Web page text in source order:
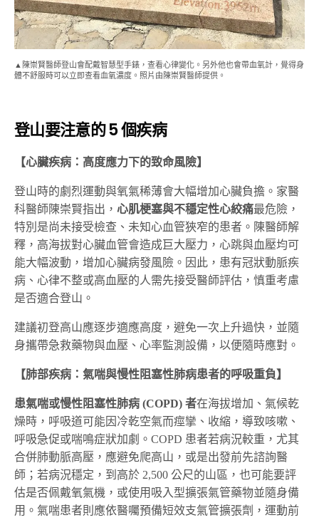
▲陳崇賢醫師登山會配戴智慧型手錶，查看心律變化。另外他也會帶血氧計，覺得身
體不舒服時可以立即查看血氧濃度。照片由陳崇賢醫師提供。
登山要注意的 5 個疾病
【心臟疾病：高度應力下的致命風險】
登山時的劇烈運動與氧氣稀薄會大幅增加心臟負擔。家醫
科醫師陳崇賢指出， 心肌梗塞與不穩定性心絞痛最危險，
特別是尚未接受檢查、未知心血管狹窄的患者。陳醫師解
釋，高海拔對心臟血管會造成巨大壓力，心跳與血壓均可
能大幅波動，增加心臟病發風險。因此，患有冠狀動脈疾
病、心律不整或高血壓的人需先接受醫師評估，慎重考慮
是否適合登山。
建議初登高山應逐步適應高度，避免一次上升過快，並隨
身攜帶急救藥物與血壓、心率監測設備，以便隨時應對。
【肺部疾病：氣喘與慢性阻塞性肺病患者的呼吸重負】
患氣喘或慢性阻塞性肺病 (COPD) 者在海拔增加、氣候乾
燥時，呼吸道可能因冷乾空氣而痙攣、收縮，導致咳嗽、
呼吸急促或喘鳴症狀加劇。COPD 患者若病況較重，尤其
合併肺動脈高壓，應避免爬高山，或是出發前先諮詢醫
師；若病況穩定，到高於 2,500 公尺的山區，也可能要評
估是否佩戴氧氣機，或使用吸入型擴張氣管藥物並隨身備
用。氣喘患者則應依醫囑預備短效支氣管擴張劑，運動前